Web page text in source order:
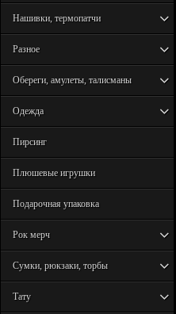
Нашивки, термопатчи
Разное
Обереги, амулеты, талисманы
Одежда
Пирсинг
Плюшевые игрушки
Подарочная упаковка
Рок мерч
Сумки, рюкзаки, торбы
Тату